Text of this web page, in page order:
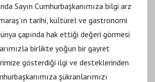
Sayın Cumhurbaşkanımıza bilgi arz
tarihi, kültürel ve gastronomi
çapında hak ettiği değeri görmesi
birlikte yoğun bir gayret
gösterdiği ilgi ve desteklerinden
şükranlarımızı